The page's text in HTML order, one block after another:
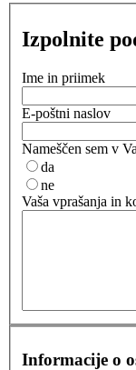
Izpolnite
Ime in priimek
E-poštni naslov
Nameščen sem v
da
ne
Vaša vprašanja in
Informacije o